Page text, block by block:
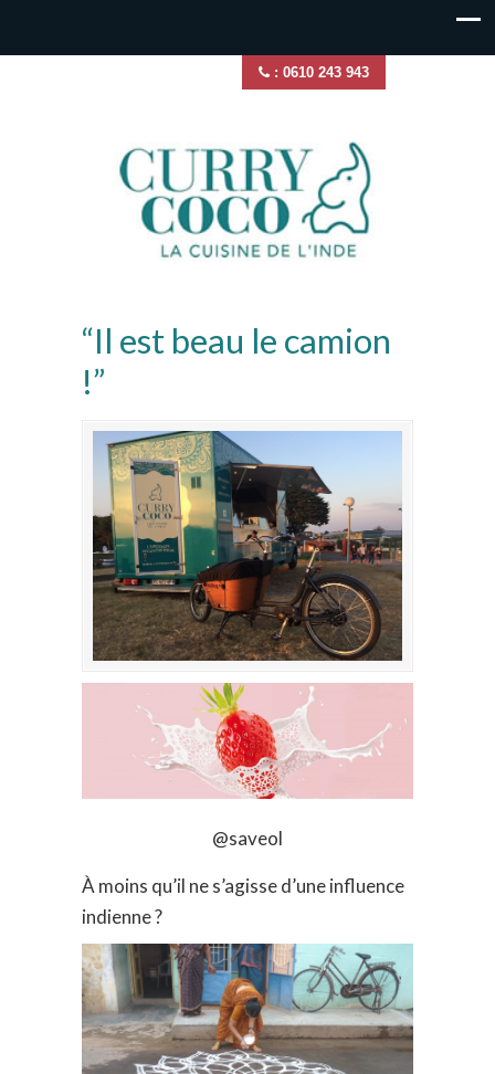
: 0610 243 943
“Il est beau le camion
!”
@saveol
À moins qu’il ne s’agisse d’une influence
indienne ?